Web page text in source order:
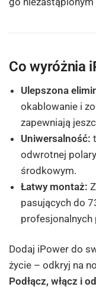
Co wyróżnia
Ulepszona
okablowanie i
zapewniają
Uniwersalność:
odwrotnej
środkowym.
Łatwy montaż:
pasujących do
profesjonalnych
Dodaj iPower do
życie – odkryj na
Podłącz, włącz i